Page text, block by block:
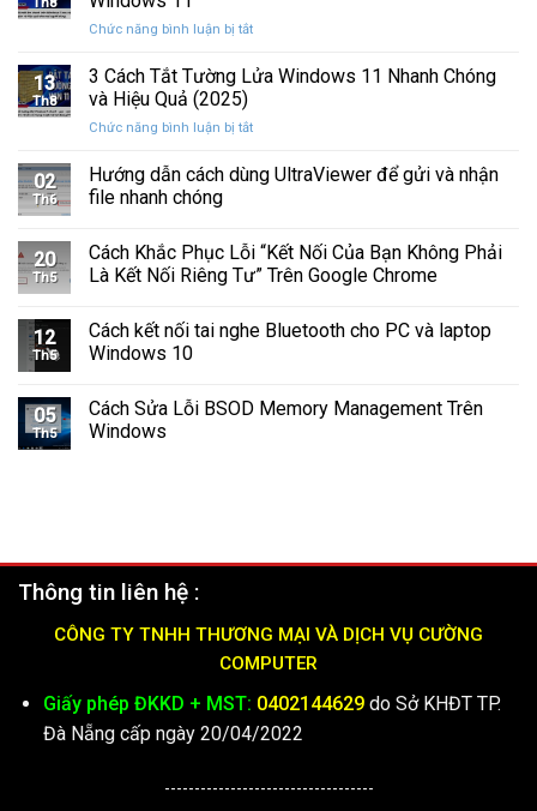
Cứng
Hỏng
Hình
Giác
Trên
C
Th8
Chức năng bình luận bị tắtở
Sửa
Âm
Khi
11
13
Th8
3 Cách Tắt Tường Lửa Windows 11 Nhanh Chóng
và Hiệu Quả (2025)
Chức năng bình luận bị tắtở
Cách
Tắt
Windows
11
và
02
Th6
Hướng dẫn cách dùng UltraViewer để gửi và nhận
file nhanh chóng
20
Th5
Cách Khắc Phục Lỗi “Kết Nối Của Bạn Không Phải
Là Kết Nối Riêng Tư” Trên Google Chrome
12
Th5
Cách kết nối tai nghe Bluetooth cho PC và laptop
Windows 10
05
Th5
Cách Sửa Lỗi BSOD Memory Management Trên
Windows
Thông tin liên hệ :
CÔNG TY TNHH THƯƠNG MẠI VÀ DỊCH VỤ CƯỜNG
COMPUTER
Giấy phép ĐKKD + MST: 0402144629do Sở KHĐT TP.
Đà Nẵng cấp ngày 20/04/2022
-----------------------------------